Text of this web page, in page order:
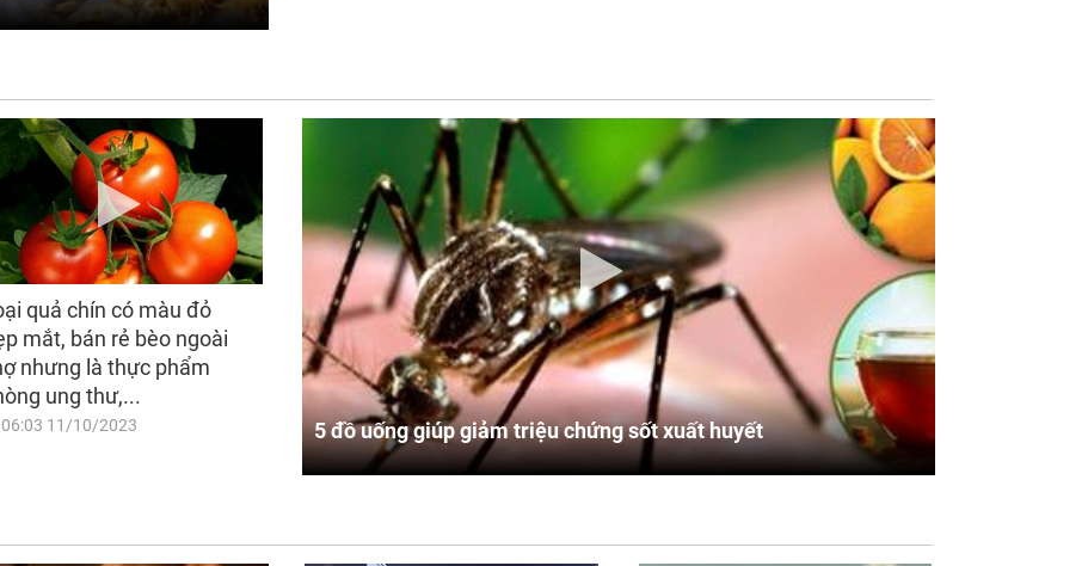
quả chín có màu đỏ
mắt, bán rẻ bèo ngoài
nhưng là thực phẩm
ung thư,...
06:03 11/10/2023 5 đồ uống giúp giảm triệu chứng sốt xuất huyết